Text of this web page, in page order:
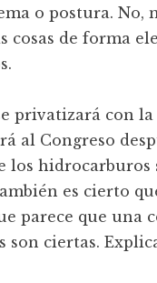
o postura. No,
de forma
privatizará con
al Congreso
los hidrocarburos
es cierto
parece que una
son ciertas.